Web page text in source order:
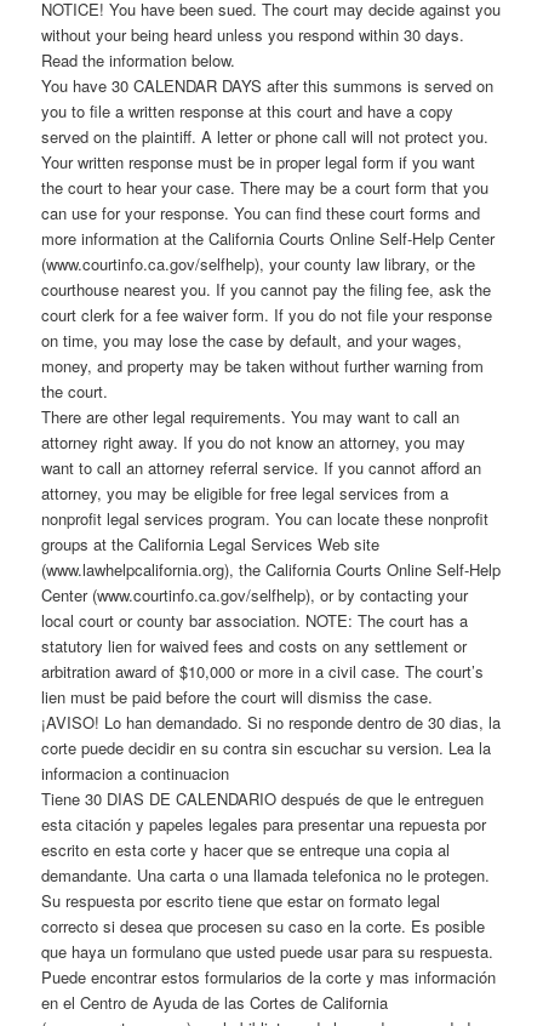
NOTICE! You have been sued. The court may decide against you
without your being heard unless you respond within 30 days.
Read the information below.
You have 30 CALENDAR DAYS after this summons is served on
you to file a written response at this court and have a copy
served on the plaintiff. A letter or phone call will not protect you.
Your written response must be in proper legal form if you want
the court to hear your case. There may be a court form that you
can use for your response. You can find these court forms and
more information at the California Courts Online Self-Help Center
(www.courtinfo.ca.gov/selfhelp), your county law library, or the
courthouse nearest you. If you cannot pay the filing fee, ask the
court clerk for a fee waiver form. If you do not file your response
on time, you may lose the case by default, and your wages,
money, and property may be taken without further warning from
the court.
There are other legal requirements. You may want to call an
attorney right away. If you do not know an attorney, you may
want to call an attorney referral service. If you cannot afford an
attorney, you may be eligible for free legal services from a
nonprofit legal services program. You can locate these nonprofit
groups at the California Legal Services Web site
(www.lawhelpcalifornia.org), the California Courts Online Self-Help
Center (www.courtinfo.ca.gov/selfhelp), or by contacting your
local court or county bar association. NOTE: The court has a
statutory lien for waived fees and costs on any settlement or
arbitration award of $10,000 or more in a civil case. The court’s
lien must be paid before the court will dismiss the case.
¡AVISO! Lo han demandado. Si no responde dentro de 30 dias, la
corte puede decidir en su contra sin escuchar su version. Lea la
informacion a continuacion
Tiene 30 DIAS DE CALENDARIO después de que le entreguen
esta citación y papeles legales para presentar una repuesta por
escrito en esta corte y hacer que se entreque una copia al
demandante. Una carta o una llamada telefonica no le protegen.
Su respuesta por escrito tiene que estar on formato legal
correcto si desea que procesen su caso en la corte. Es posible
que haya un formulano que usted puede usar para su respuesta.
Puede encontrar estos formularios de la corte y mas información
en el Centro de Ayuda de las Cortes de California